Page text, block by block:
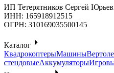
ИП Тетерятников Сергей
ИНН: 165918912515
ОГРН: 310169035500145
Каталог
КвадрокоптерыМашины
стендовыеАккумуляторы